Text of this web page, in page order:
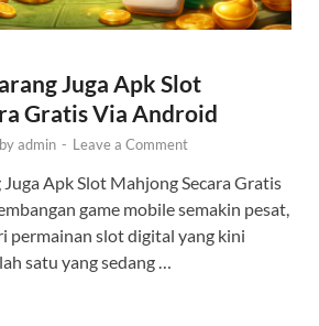
Juga Apk Slot
Gratis Via Android
byadmin - Leave a Comment
Apk Slot Mahjong Secara Gratis
game mobile semakin pesat,
permainan slot digital yang kini
satu yang sedang …